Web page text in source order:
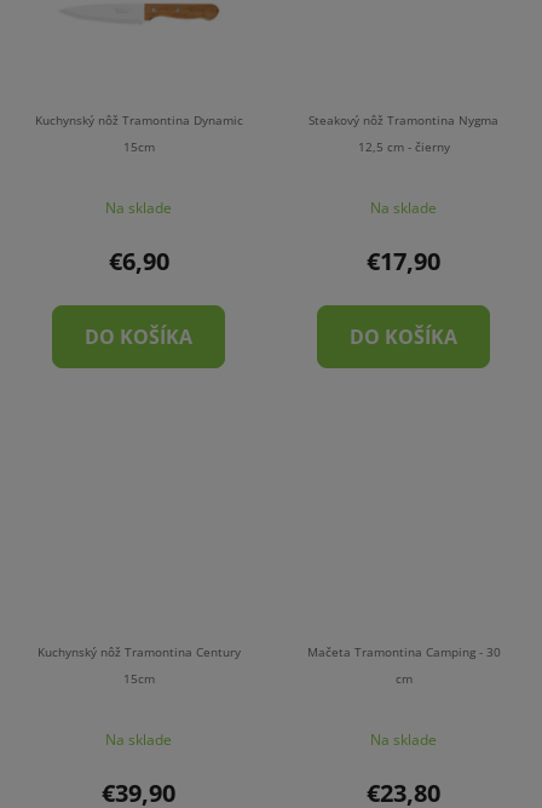
Kuchynský nôž Tramontina Dynamic
15cm
Na sklade
€6,90
DO KOŠÍKA
Steakový nôž Tramontina Nygma
12,5 cm - čierny
Na sklade
€17,90
DO KOŠÍKA
Kuchynský nôž Tramontina Century
15cm
Na sklade
€39,90
Mačeta Tramontina Camping - 30
cm
Na sklade
€23,80